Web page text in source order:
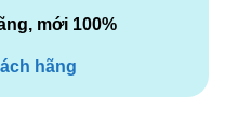
mới 100%
hãng